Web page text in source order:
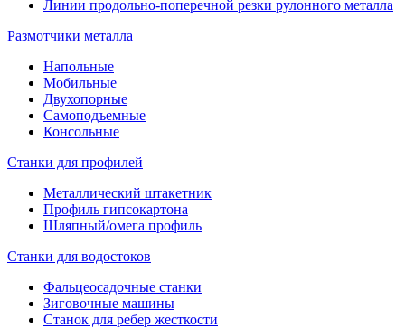
Линии продольно-поперечной резки рулонного металла
Размотчики металла
Напольные
Мобильные
Двухопорные
Самоподъемные
Консольные
Станки для профилей
Металлический штакетник
Профиль гипсокартона
Шляпный/омега профиль
Станки для водостоков
Фальцеосадочные станки
Зиговочные машины
Станок для ребер жесткости